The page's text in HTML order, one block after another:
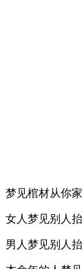
梦见棺材从你
女人梦见别人
男人梦见别人